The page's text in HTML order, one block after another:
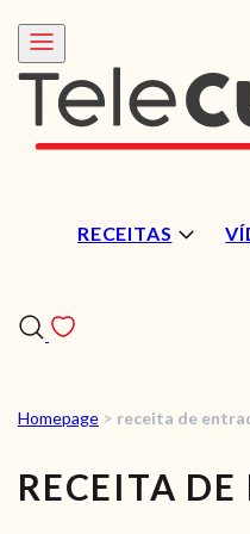
RECEITAS
Homepage > receita de
RECEITA